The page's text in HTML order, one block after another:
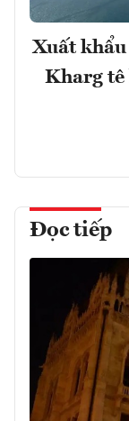
Xuất
Kharg tê
Đọc tiếp